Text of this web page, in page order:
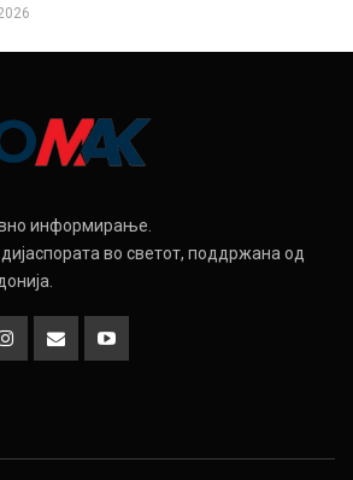
информирање.
во светот, поддржана од